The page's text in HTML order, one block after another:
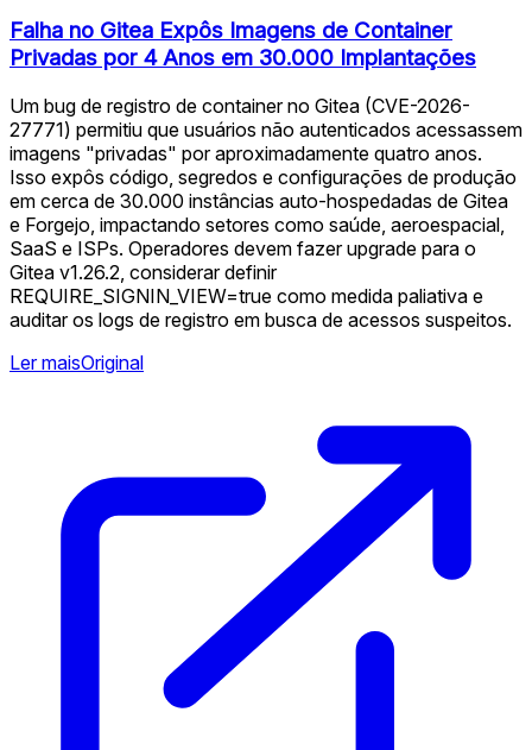
Falha no Gitea Expôs Imagens de Container
Privadas por 4 Anos em 30.000 Implantações
Um bug de registro de container no Gitea (CVE-2026-
27771) permitiu que usuários não autenticados acessassem
imagens "privadas" por aproximadamente quatro anos.
Isso expôs código, segredos e configurações de produção
em cerca de 30.000 instâncias auto-hospedadas de Gitea
e Forgejo, impactando setores como saúde, aeroespacial,
SaaS e ISPs. Operadores devem fazer upgrade para o
Gitea v1.26.2, considerar definir
REQUIRE_SIGNIN_VIEW=true como medida paliativa e
auditar os logs de registro em busca de acessos suspeitos.
Ler maisOriginal